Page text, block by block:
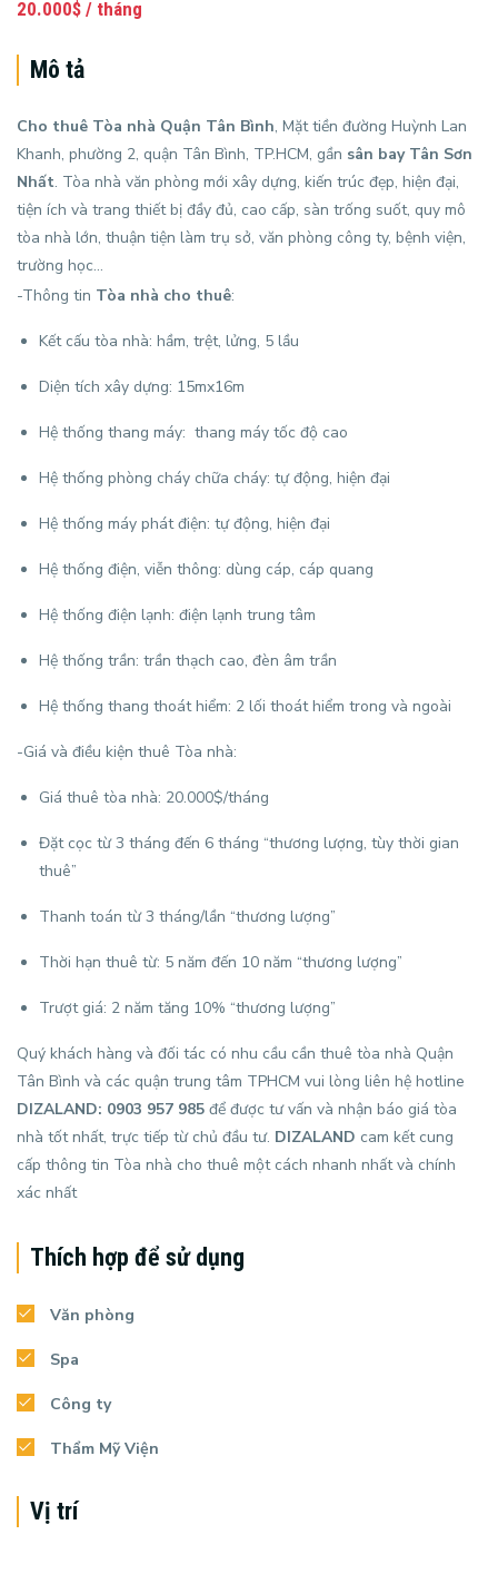
20.000$ / tháng
Mô tả
Cho thuê Tòa nhà Quận Tân Bình, Mặt tiền đường Huỳnh Lan
Khanh, phường 2, quận Tân Bình, TP.HCM, gần sân bay Tân Sơn
Nhất. Tòa nhà văn phòng mới xây dựng, kiến trúc đẹp, hiện đại,
tiện ích và trang thiết bị đầy đủ, cao cấp, sàn trống suốt, quy mô
tòa nhà lớn, thuận tiện làm trụ sở, văn phòng công ty, bệnh viện,
trường học…
-Thông tin Tòa nhà cho thuê:
Kết cấu tòa nhà: hầm, trệt, lửng, 5 lầu
Diện tích xây dựng: 15mx16m
Hệ thống thang máy: thang máy tốc độ cao
Hệ thống phòng cháy chữa cháy: tự động, hiện đại
Hệ thống máy phát điện: tự động, hiện đại
Hệ thống điện, viễn thông: dùng cáp, cáp quang
Hệ thống điện lạnh: điện lạnh trung tâm
Hệ thống trần: trần thạch cao, đèn âm trần
Hệ thống thang thoát hiểm: 2 lối thoát hiểm trong và ngoài
-Giá và điều kiện thuê Tòa nhà:
Giá thuê tòa nhà: 20.000$/tháng
Đặt cọc từ 3 tháng đến 6 tháng “thương lượng, tùy thời gian
thuê”
Thanh toán từ 3 tháng/lần “thương lượng”
Thời hạn thuê từ: 5 năm đến 10 năm “thương lượng”
Trượt giá: 2 năm tăng 10% “thương lượng”
Quý khách hàng và đối tác có nhu cầu cần thuê tòa nhà Quận
Tân Bình và các quận trung tâm TPHCM vui lòng liên hệ hotline
DIZALAND: 0903 957 985 để được tư vấn và nhận báo giá tòa
nhà tốt nhất, trực tiếp từ chủ đầu tư. DIZALAND cam kết cung
cấp thông tin Tòa nhà cho thuê một cách nhanh nhất và chính
xác nhất
Thích hợp để sử dụng
Văn phòng
Spa
Công ty
Thẩm Mỹ Viện
Vị trí